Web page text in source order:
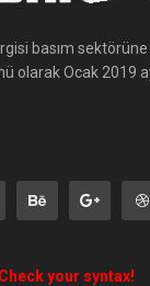
basım sektörüne
olarak Ocak 2019
your syntax!